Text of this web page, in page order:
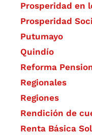
Prosperidad en
Prosperidad
Putumayo
Quindío
Reforma
Regionales
Regiones
Rendición de
Renta Básica